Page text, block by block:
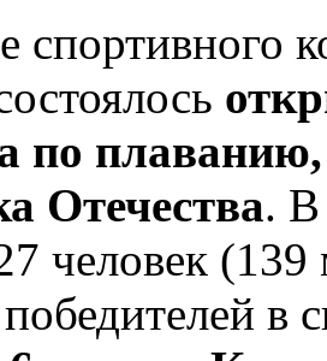
спортивного
по
Отечества. В
человек
в